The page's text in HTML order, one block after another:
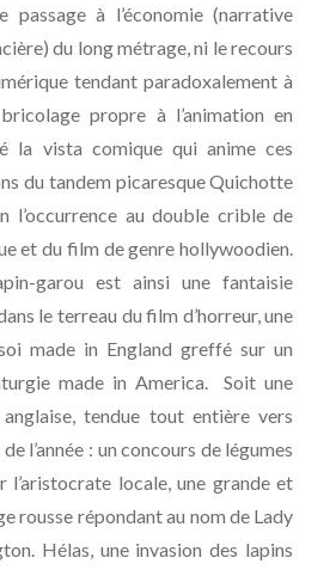
passage à l’économie (narrative
du long métrage, ni le recours
tendant paradoxalement à
propre à l’animation en
la vista comique qui anime ces
du tandem picaresque Quichotte
l’occurrence au double crible de
et du film de genre hollywoodien.
garou est ainsi une fantaisie
le terreau du film d’horreur, une
made in England greffé sur un
made in America. Soit une
tendue tout entière vers
l’année : un concours de légumes
l’aristocrate locale, une grande et
rousse répondant au nom de Lady
Hélas, une invasion des lapins